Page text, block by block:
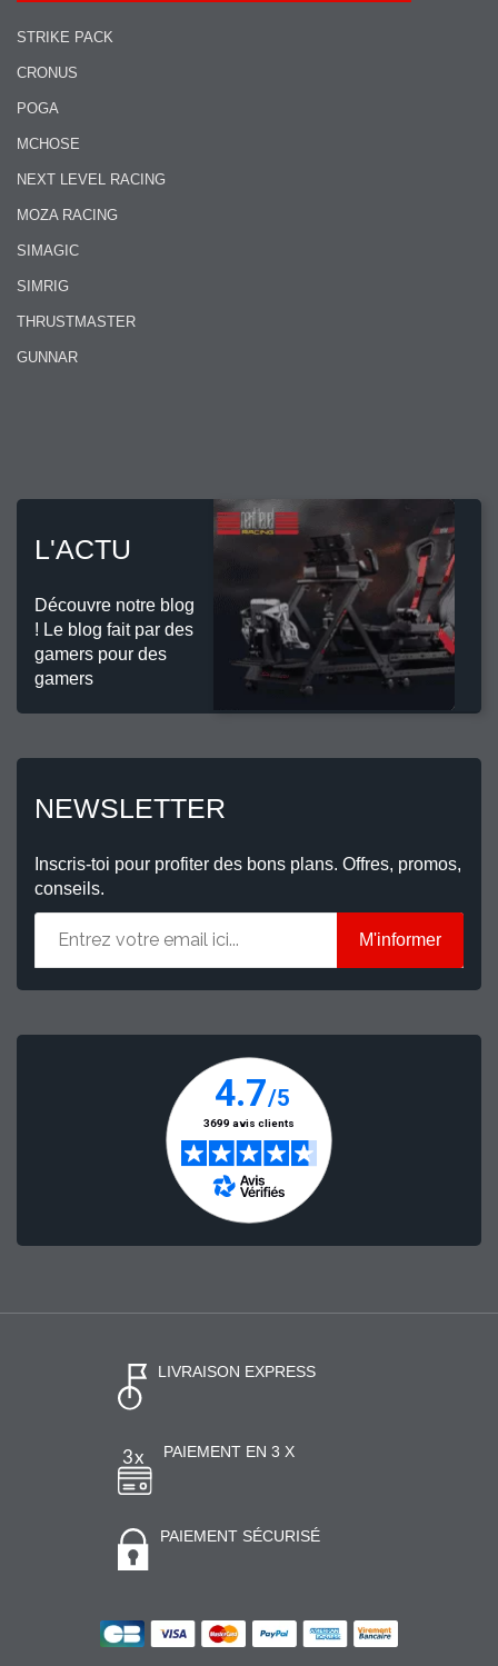
STRIKE PACK
CRONUS
POGA
MCHOSE
NEXT LEVEL RACING
MOZA RACING
SIMAGIC
SIMRIG
THRUSTMASTER
GUNNAR
L'ACTU
Découvre notre blog
! Le blog fait par des
gamers pour des
gamers
NEWSLETTER
Inscris-toi pour profiter des bons plans. Offres, promos,
conseils.
M'informer
LIVRAISON EXPRESS
PAIEMENT EN 3 X
PAIEMENT SÉCURISÉ